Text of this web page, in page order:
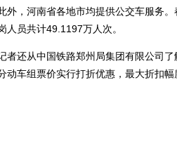
，河南省各地市均提供公交车服务。
人员共计49.1197万人次。
还从中国铁路郑州局集团有限公司了
动车组票价实行打折优惠，最大折扣